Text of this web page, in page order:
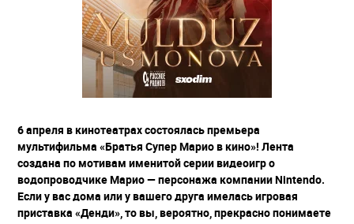
6 апреля в кинотеатрах состоялась премьера
мультифильма «Братья Супер Марио в кино»! Лента
создана по мотивам именитой серии видеоигр о
водопроводчике Марио — персонажа компании Nintendo.
Если у вас дома или у вашего друга имелась игровая
приставка «Денди», то вы, вероятно, прекрасно понимаете